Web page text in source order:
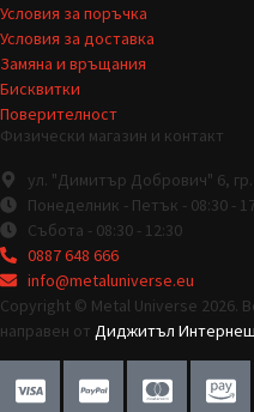
Условия за поръчка
Условия за доставка
Замяна и връщания
Бисквитки
Поверителност
Физически магазин и контакт
ул. "Димитър Добрович" 6,
Понеделник - Петък - 08:30 -
Събота - 08:30 - 12:30
0887 648 666
info@metaluniverse.eu
Copyright © Metal Universe 2026.
направен от Диджитъл